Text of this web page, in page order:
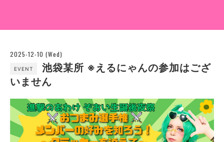
2025-12-10 (Wed)
EVENT
池袋某所 ※えるにゃんの参加はござ
いません